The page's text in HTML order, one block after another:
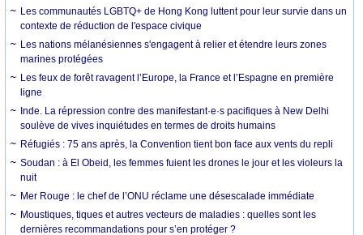
Les communautés LGBTQ+ de Hong Kong luttent pour leur survie dans un
contexte de réduction de l'espace civique
Les nations mélanésiennes s'engagent à relier et étendre leurs zones
marines protégées
Les feux de forêt ravagent l’Europe, la France et l’Espagne en première
ligne
Inde. La répression contre des manifestant·e·s pacifiques à New Delhi
soulève de vives inquiétudes en termes de droits humains
Réfugiés : 75 ans après, la Convention tient bon face aux vents du repli
Soudan : à El Obeid, les femmes fuient les drones le jour et les violeurs la
nuit
Mer Rouge : le chef de l’ONU réclame une désescalade immédiate
Moustiques, tiques et autres vecteurs de maladies : quelles sont les
dernières recommandations pour s’en protéger ?